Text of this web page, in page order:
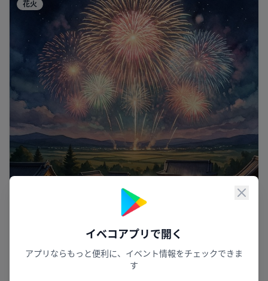
閉じ
イベコアプリで開く
アプリならもっと便利に、イベント情報をチェックできま
す
花火